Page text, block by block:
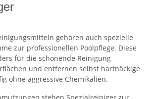
gehören auch spezielle
zur professionellen Poolpflege. Diese
für die schonende Reinigung
und entfernen selbst hartnäckige
ohne aggressive Chemikalien.